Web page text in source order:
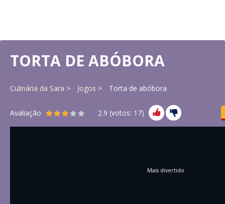
TORTA DE ABÓBORA
Culinária da Sara Jogos Torta de abóbora
Avaliação 2.9 (votos: 17)
Mais divertido